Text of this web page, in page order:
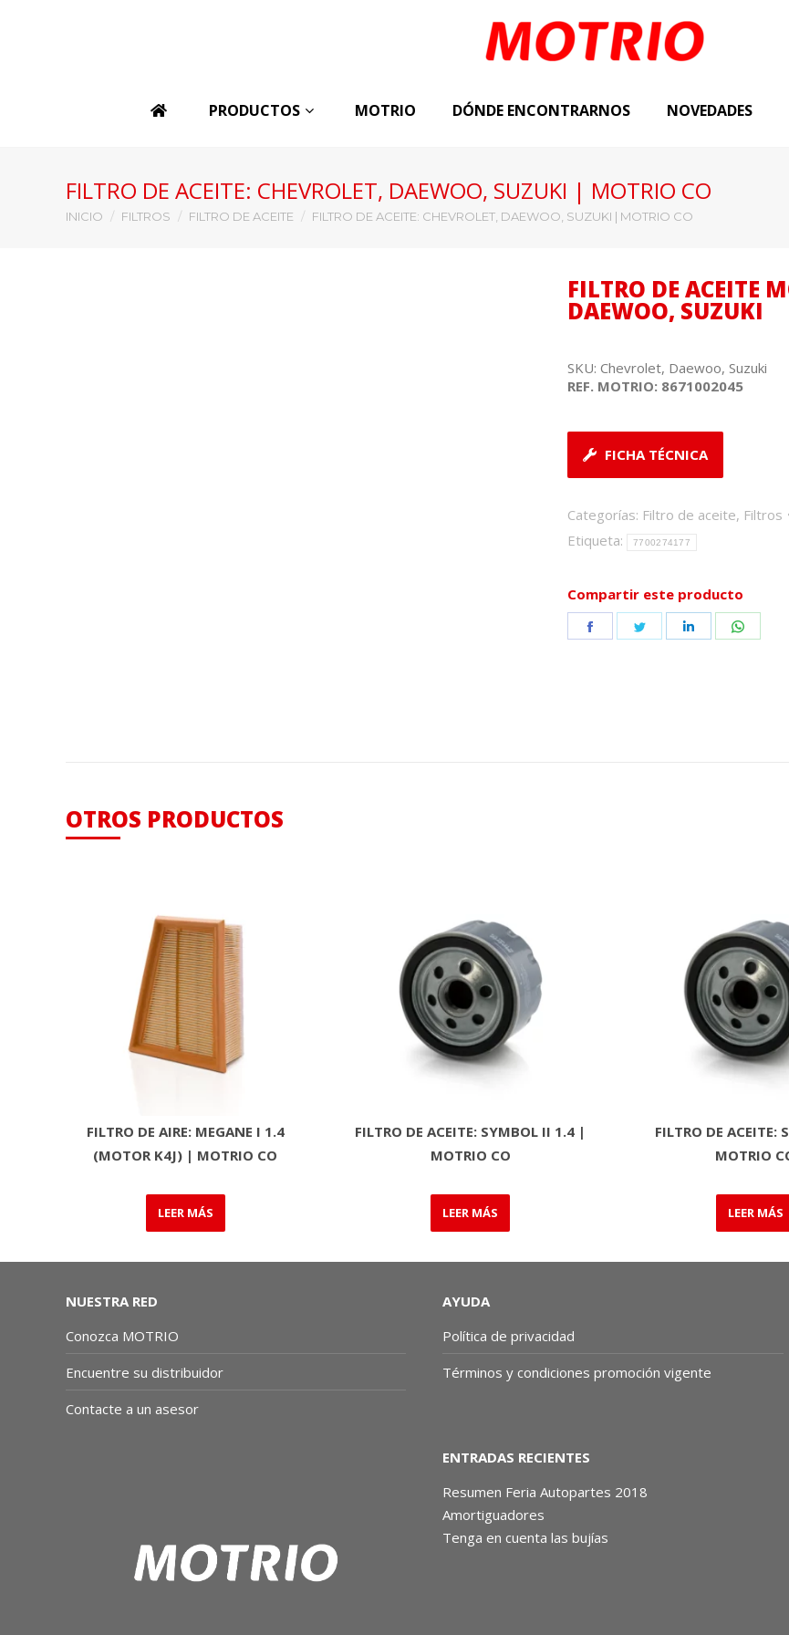
PRODUCTOS MOTRIO DÓNDE ENCONTRARNOS NOVEDADES
FILTRO DE ACEITE: CHEVROLET, DAEWOO, SUZUKI | MOTRIO CO
Estás aquí:
INICIO FILTROS FILTRO DE ACEITE FILTRO DE ACEITE: CHEVROLET, DAEWOO, SUZUKI | MOTRIO CO
FILTRO DE ACEITE
DAEWOO, SUZUKI
SKU: Chevrolet, Daewoo, Suzuki
REF. MOTRIO: 8671002045
FICHA TÉCNICA
Categorías: Filtro de aceite, Filtros
Etiqueta:
7700274177
Compartir este producto
Share
Share
Share
OTROS PRODUCTOS
FILTRO DE AIRE: MEGANE I 1.4
(MOTOR K4J) | MOTRIO CO
LEER MÁS
FILTRO DE ACEITE: SYMBOL II 1.4 |
MOTRIO CO
LEER MÁS
FILTRO DE ACEITE:
MOTRIO
LEER MÁS
NUESTRA RED
Conozca MOTRIO
Encuentre su distribuidor
Contacte a un asesor
AYUDA
Política de privacidad
Términos y condiciones promoción vigente
ENTRADAS RECIENTES
Resumen Feria Autopartes 2018
Amortiguadores
Tenga en cuenta las bujías